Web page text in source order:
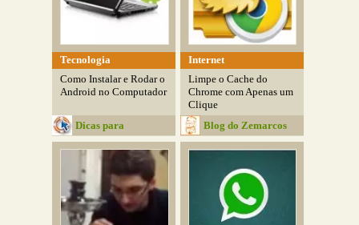
Tecnologia
Como Instalar e Rodar o
Android no Computador
Dicas para
Computador
Internet
Limpe o Cache do
Chrome com Apenas um
Clique
Blog do Zemarcos